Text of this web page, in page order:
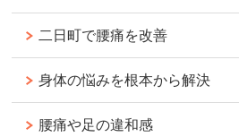
二日町で腰痛を改善
身体の悩みを根本から解決
腰痛や足の違和感